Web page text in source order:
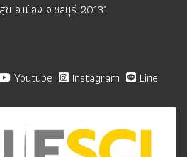
อ.เมือง จ.ชลบุรี 20131
Youtube Instagram
Line